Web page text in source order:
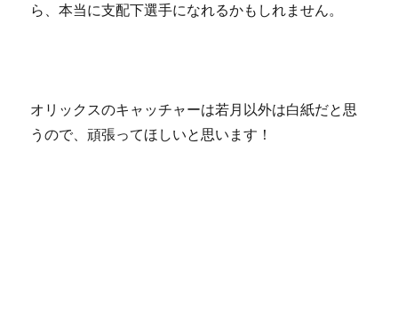
ら、本当に支配下選手になれるかもしれません。
オリックスのキャッチャーは若月以外は白紙だと思
うので、頑張ってほしいと思います！